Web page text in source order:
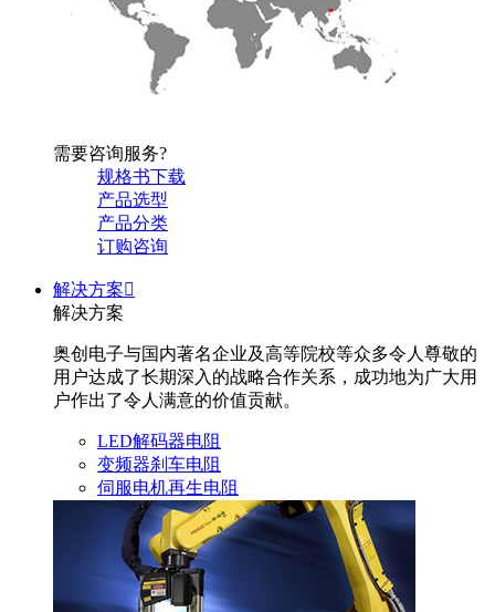
需要咨询服务?
规格书下载
产品选型
产品分类
订购咨询
解决方案
解决方案
奥创电子与国内著名企业及高等院校等众多令人尊敬的
用户达成了长期深入的战略合作关系，成功地为广大用
户作出了令人满意的价值贡献。
LED解码器电阻
变频器刹车电阻
伺服电机再生电阻